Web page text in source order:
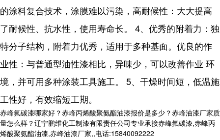
的涂料复合技术，涂膜难以污染，高耐候性：大大提高
了耐候性、抗水性，使用寿命长。 4、优秀的附着力：独
特分子结构，附着力优秀，适用于多种基面。优良的作
业性：与普通型油性漆相比，异味少，可以改善作业 环
境，并可用多种涂装工具施工。 5、干燥时间短，低温施
工性好，有效缩短工期。
赤峰氟碳漆哪家好？赤峰丙烯酸聚氨酯油漆报价是多少？赤峰油漆厂家质
量怎么样？辽宁鹏维化工制漆有限责任公司专业承接赤峰氟碳漆,赤峰丙
烯酸聚氨酯油漆,赤峰油漆厂家,,电话:15840092222